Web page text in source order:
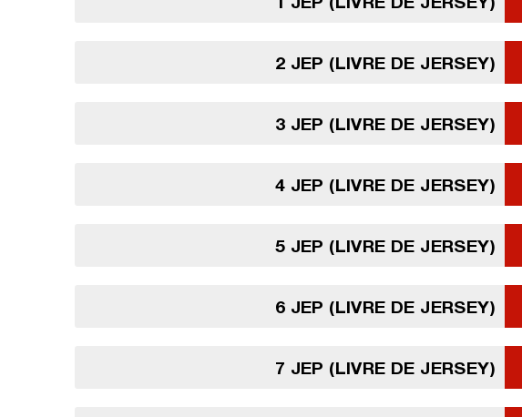
2 JEP (LIVRE DE JERSEY)
3 JEP (LIVRE DE JERSEY)
4 JEP (LIVRE DE JERSEY)
5 JEP (LIVRE DE JERSEY)
6 JEP (LIVRE DE JERSEY)
7 JEP (LIVRE DE JERSEY)